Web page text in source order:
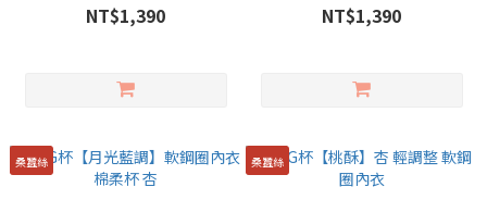
NT$1,390 NT$1,390
桑蠶絲 桑蠶絲